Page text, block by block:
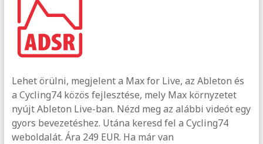
Lehet örülni, megjelent a Max for Live, az Ableton és
a Cycling74 közös fejlesztése, mely Max környzetet
nyújt Ableton Live-ban. Nézd meg az alábbi videót egy
gyors bevezetéshez. Utána keresd fel a Cycling74
weboldalát. Ára 249 EUR. Ha már van